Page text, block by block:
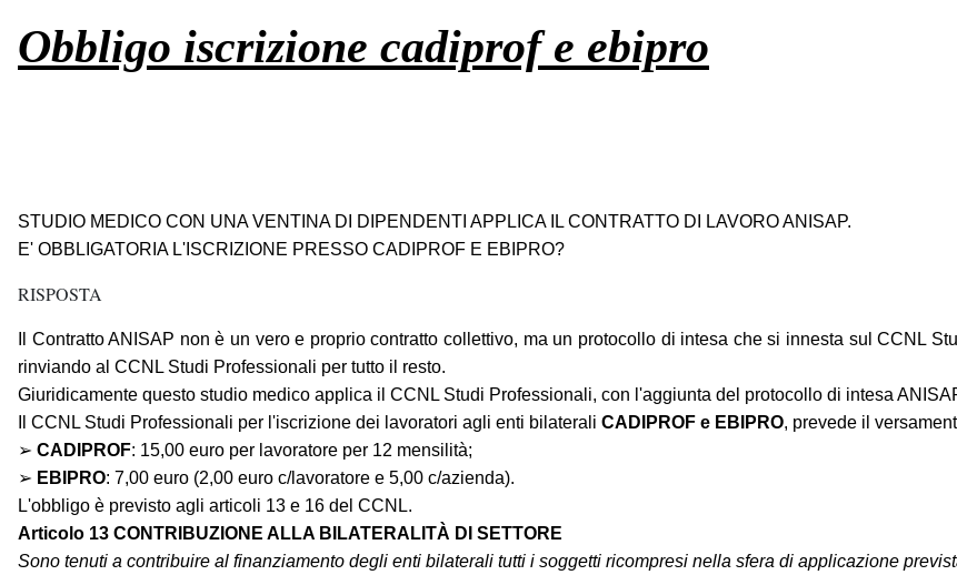
Obbligo iscrizione cadiprof e ebipro
STUDIO MEDICO CON UNA VENTINA DI DIPENDENTI APPLICA IL CONTRATTO DI LAVORO ANISAP.
E' OBBLIGATORIA L'ISCRIZIONE PRESSO CADIPROF E EBIPRO?
RISPOSTA
Il Contratto ANISAP non è un vero e proprio contratto collettivo, ma un protocollo di intesa che si innesta sul CCNL
rinviando al CCNL Studi Professionali per tutto il resto.
Giuridicamente questo studio medico applica il CCNL Studi Professionali, con l'aggiunta del protocollo di intesa
Il CCNL Studi Professionali per l'iscrizione dei lavoratori agli enti bilaterali CADIPROF e EBIPRO, prevede il
➢ CADIPROF: 15,00 euro per lavoratore per 12 mensilità;
➢ EBIPRO: 7,00 euro (2,00 euro c/lavoratore e 5,00 c/azienda).
L'obbligo è previsto agli articoli 13 e 16 del CCNL.
Articolo 13 CONTRIBUZIONE ALLA BILATERALITÀ DI SETTORE
Sono tenuti a contribuire al finanziamento degli enti bilaterali tutti i soggetti ricompresi nella sfera di applicazione